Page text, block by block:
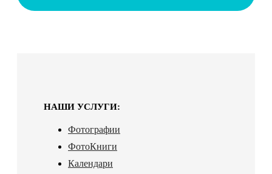
НАШИ УСЛУГИ:
Фотографии
ФотоКниги
Календари